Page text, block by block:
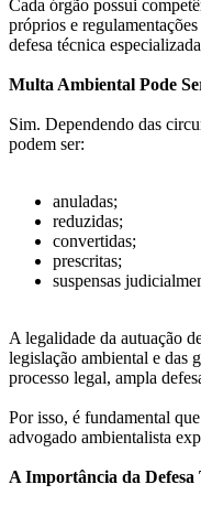
Cada órgão possui
próprios e
defesa técnica
Multa Ambiental Pode
Sim. Dependendo das
podem ser:
anuladas;
reduzidas;
convertidas;
prescritas;
suspensas
A legalidade da autuação
legislação ambiental e das
processo legal, ampla
Por isso, é fundamental
advogado ambientalista
A Importância da Defesa